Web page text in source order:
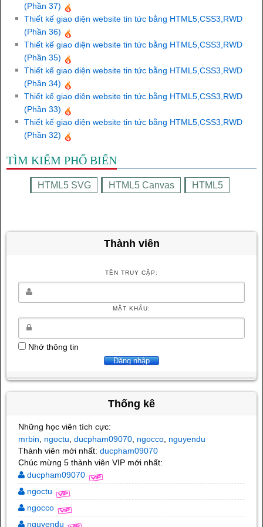
(Phần 37)
Thiết kế giao diện website tin tức bằng HTML5,CSS3,RWD
(Phần 36)
Thiết kế giao diện website tin tức bằng HTML5,CSS3,RWD
(Phần 35)
Thiết kế giao diện website tin tức bằng HTML5,CSS3,RWD
(Phần 34)
Thiết kế giao diện website tin tức bằng HTML5,CSS3,RWD
(Phần 33)
Thiết kế giao diện website tin tức bằng HTML5,CSS3,RWD
(Phần 32)
TÌM KIẾM PHỔ BIẾN
HTML5 SVG HTML5 Canvas HTML5
Thành viên
TÊN TRUY CẬP:
MẬT KHẨU:
Nhớ thông tin
Thống kê
Những học viên tích cực:
mrbin ngoctu ducpham09070 ngocco nguyendu
Thành viên mới nhất: ducpham09070
Chúc mừng 5 thành viên VIP mới nhất:
ducpham09070
ngoctu
ngocco
nguyendu